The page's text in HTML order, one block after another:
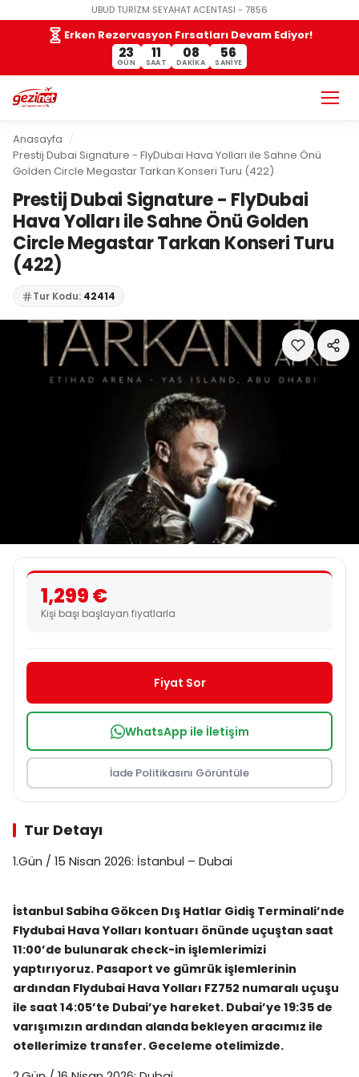
UBUD TURİZM SEYAHAT ACENTASI - 7856
Erken Rezervasyon Fırsatları Devam Ediyor!
23
GÜN
11
SAAT
08
DAKIKA
55
SANIYE
Anasayfa
Prestij Dubai Signature - FlyDubai Hava Yolları ile Sahne Önü
Golden Circle Megastar Tarkan Konseri Turu (422)
Prestij Dubai Signature - FlyDubai
Hava Yolları ile Sahne Önü Golden
Circle Megastar Tarkan Konseri Turu
(422)
Tur Kodu: 42414
Tur Detayı
1.Gün / 15 Nisan 2026: İstanbul – Dubai
İstanbul Sabiha Gökcen Dış Hatlar Gidiş Terminali’nde
Flydubai Hava Yolları kontuarı önünde uçuştan saat
11:00’de bulunarak check-in işlemlerimizi
yaptırıyoruz. Pasaport ve gümrük işlemlerinin
ardından Flydubai Hava Yolları FZ752 numaralı uçuşu
ile saat 14:05’te Dubai’ye hareket. Dubai’ye 19:35 de
varışımızın ardından alanda bekleyen aracımız ile
otellerimize transfer. Geceleme otelimizde.
1,299 €
Kişi başı başlayan fiyatlarla
Fiyat Sor
WhatsApp ile İletişim
İade Politikasını Görüntüle